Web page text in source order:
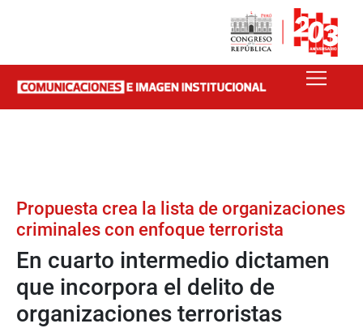
Propuesta crea la lista de organizaciones
criminales con enfoque terrorista
En cuarto intermedio dictamen
que incorpora el delito de
organizaciones terroristas